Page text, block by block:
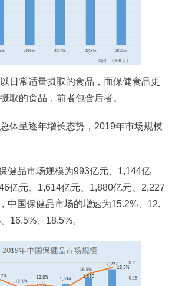
日常适量摄取的食品，而保健食品更
取的食品，前者包含后者。
体呈逐年增长态势，2019年市场规模
健品市场规模为993亿元、1,144亿
亿元、1,614亿元、1,880亿元、2,227
中国保健品市场的增速为15.2%、12.
16.5%、18.5%。